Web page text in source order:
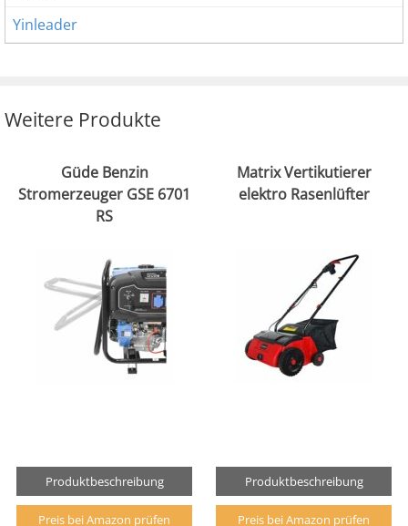
Yinleader
Weitere Produkte
Güde Benzin
Stromerzeuger GSE 6701
RS
Produktbeschreibung
Preis bei Amazon prüfen
Matrix Vertikutierer
elektro Rasenlüfter
Produktbeschreibung
Preis bei Amazon prüfen